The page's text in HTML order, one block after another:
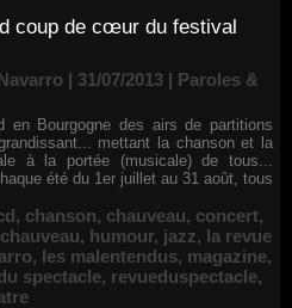
coup de cœur du festival
| 31/07/2013 | Paroles &
en Bourgogne des airs de partitions
mettant la chanson et la
à la portée (musicale) de tous...
été du 1er juillet au 31 août, tous
, chanson, chauveau, concert,
, humour, jazz, la revue
, les malentendus, magazine,
spectacle, revueduspectacle,